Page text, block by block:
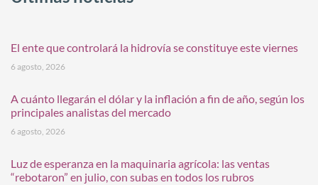
El ente que controlará la hidrovía se constituye este viernes
6 agosto, 2026
A cuánto llegarán el dólar y la inflación a fin de año, según los
principales analistas del mercado
6 agosto, 2026
Luz de esperanza en la maquinaria agrícola: las ventas
“rebotaron” en julio, con subas en todos los rubros